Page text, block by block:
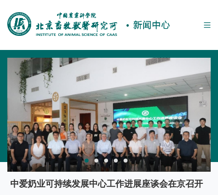
首页
牧医概况
学科团队
人才队伍
科研平台
科技服务
中爱奶业可持续发展中心工作进展座谈会在京召开
奶牛养殖提质增效行动交流会在南昌举办
牧医所与首农股份深化科企合作 共铸畜禽种
农业农村部动物营养与饲料学科群工作会在京召开
农业农村部饲草种质资源与育种重点实验室“十五